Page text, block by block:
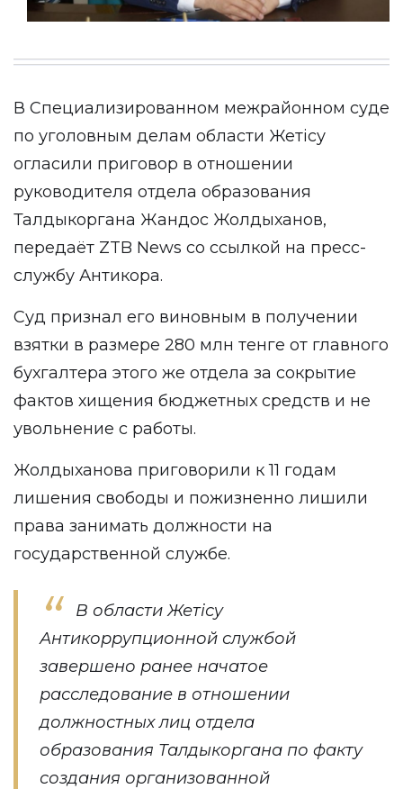
В Специализированном межрайонном суде
по уголовным делам области Жетісу
огласили приговор в отношении
руководителя отдела образования
Талдыкоргана Жандос Жолдыханов,
передаёт ZTB News со ссылкой на пресс-
службу Антикора.
Суд признал его виновным в получении
взятки в размере 280 млн тенге от главного
бухгалтера этого же отдела за сокрытие
фактов хищения бюджетных средств и не
увольнение с работы.
Жолдыханова приговорили к 11 годам
лишения свободы и пожизненно лишили
права занимать должности на
государственной службе.
В области Жетісу
Антикоррупционной службой
завершено ранее начатое
расследование в отношении
должностных лиц отдела
образования Талдыкоргана по факту
создания организованной